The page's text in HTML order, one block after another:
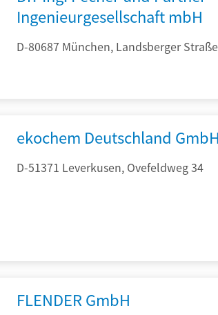
Ingenieurgesellschaft mbH
D-80687 München, Landsberger
ekochem Deutschland GmbH
D-51371 Leverkusen, Ovefeldweg 34
FLENDER GmbH